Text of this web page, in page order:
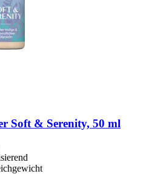
Soft & Serenity, 50 ml